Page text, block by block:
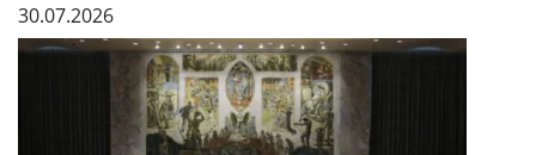
30.07.2026